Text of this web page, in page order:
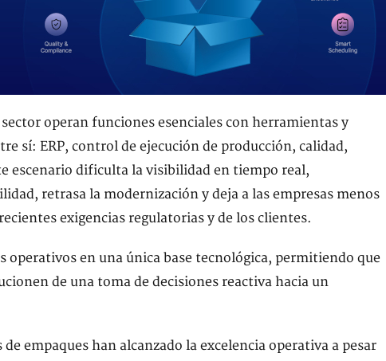
operan funciones esenciales con herramientas y
sí: ERP, control de ejecución de producción, calidad,
escenario dificulta la visibilidad en tiempo real,
retrasa la modernización y deja a las empresas menos
exigencias regulatorias y de los clientes.
operativos en una única base tecnológica, permitiendo que
de una toma de decisiones reactiva hacia un
empaques han alcanzado la excelencia operativa a pesar